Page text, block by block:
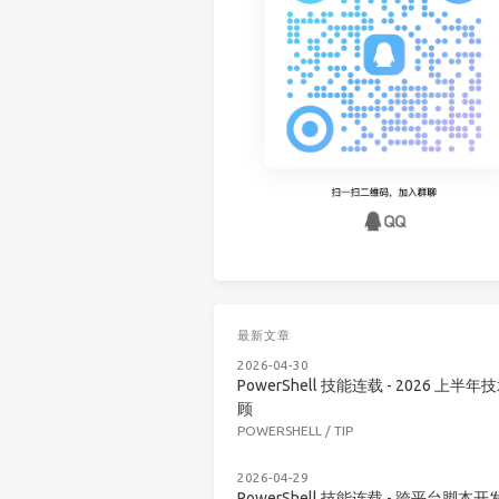
最新文章
2026-04-30
PowerShell 技能连载 - 2026 上半年技
顾
POWERSHELL / TIP
2026-04-29